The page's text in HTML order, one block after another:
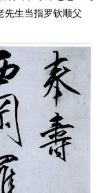
先生当指罗钦顺父